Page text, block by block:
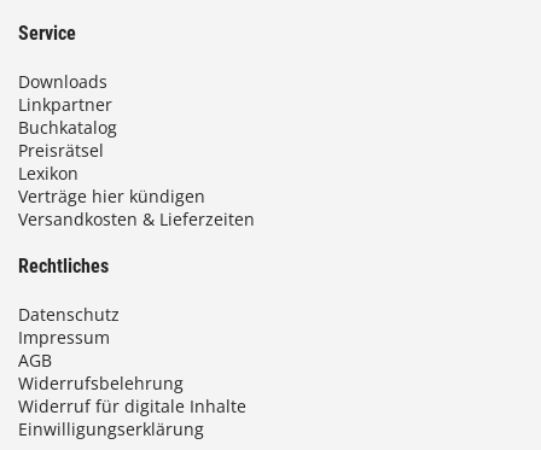
Service
Downloads
Linkpartner
Buchkatalog
Preisrätsel
Lexikon
Verträge hier kündigen
Versandkosten & Lieferzeiten
Rechtliches
Datenschutz
Impressum
AGB
Widerrufsbelehrung
Widerruf für digitale Inhalte
Einwilligungserklärung